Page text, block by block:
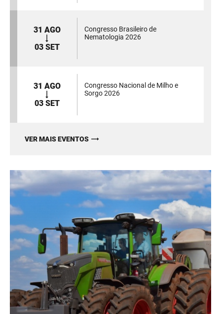
31 AGO
03 SET
Congresso Brasileiro de
Nematologia 2026
31 AGO
03 SET
Congresso Nacional de Milho e
Sorgo 2026
VER MAIS EVENTOS